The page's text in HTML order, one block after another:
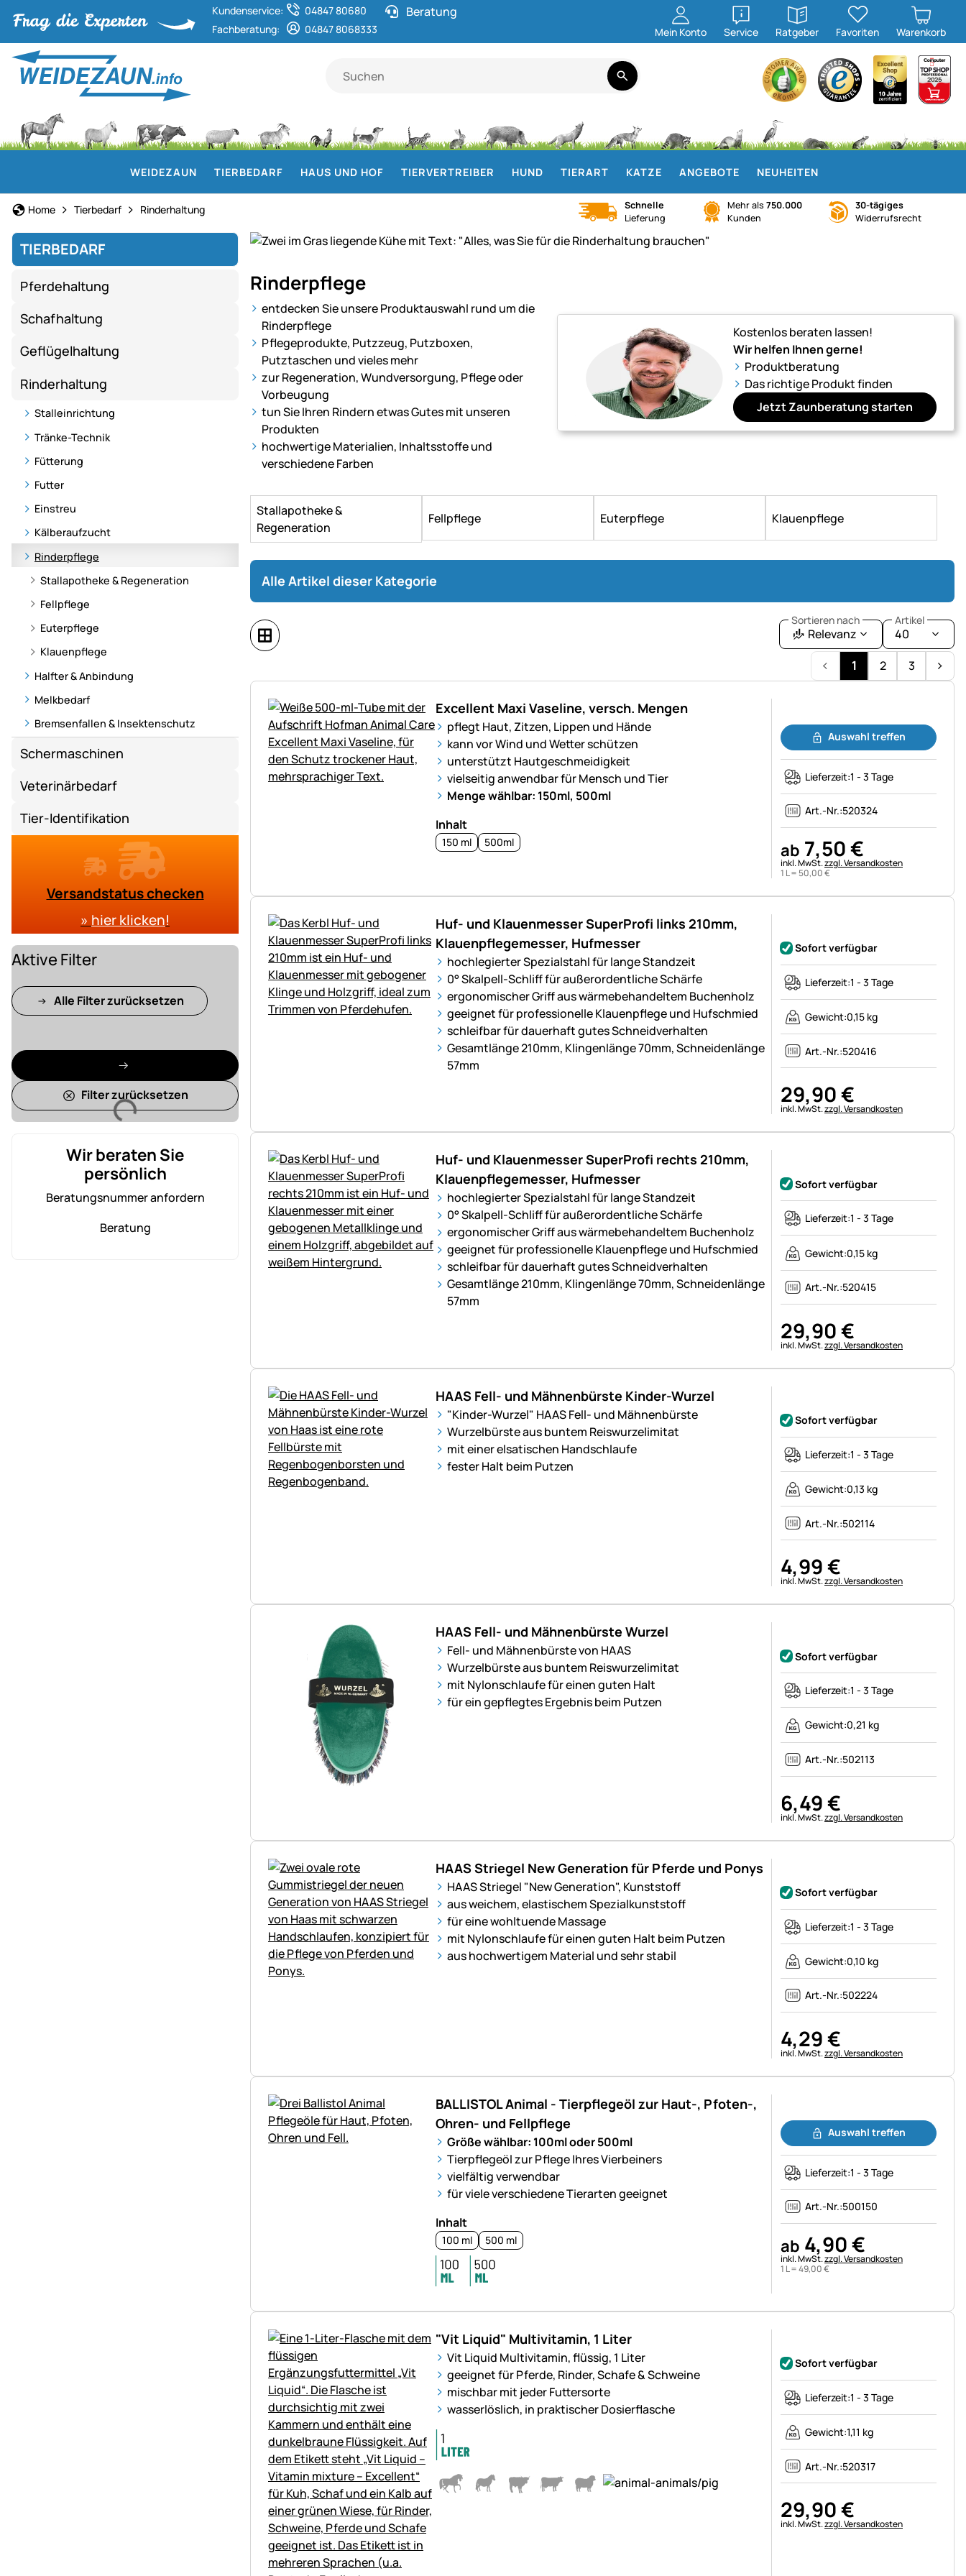
Kundenservice:
04847 80680
Fachberatung:
04847 8068333
Beratung
Mein Konto Service
öffnen
Ratgeber
öffnen
Favoriten Warenkorb
WEIDEZAUN TIERBEDARF HAUS UND HOF TIERVERTREIBER HUND TIERART KATZE ANGEBOTE NEUHEITEN
Home Tierbedarf Rinderhaltung
Schnelle
Lieferung
Mehr als 750.000
Kunden
30-tägiges
Widerrufsrecht
TIERBEDARF
Pferdehaltung
Schafhaltung
Geflügelhaltung
Rinderhaltung
Stalleinrichtung
Tränke-Technik
Fütterung
Futter
Einstreu
Kälberaufzucht
Rinderpflege
Stallapotheke & Regeneration
Fellpflege
Euterpflege
Klauenpflege
Halfter & Anbindung
Melkbedarf
Bremsenfallen & Insektenschutz
Schermaschinen
Veterinärbedarf
Tier-Identifikation
Versandstatus checken
» hier klicken!
Lädt
Aktive Filter
Alle Filter zurücksetzen
Filter zurücksetzen
Wir beraten Sie
persönlich
Beratungsnummer anfordern
Beratung
für
eine
gesunde
und
effiziente
Rinderhaltung
von
Futter
bis
Zubehör.
Rinderpflege
entdecken Sie unsere Produktauswahl rund um die
Rinderpflege
Pflegeprodukte, Putzzeug, Putzboxen,
Putztaschen und vieles mehr
zur Regeneration, Wundversorgung, Pflege oder
Vorbeugung
tun Sie Ihren Rindern etwas Gutes mit unseren
Produkten
hochwertige Materialien, Inhaltsstoffe und
verschiedene Farben
Kostenlos beraten lassen!
Wir helfen Ihnen gerne!
Produktberatung
Das richtige Produkt finden
Jetzt Zaunberatung starten
Stallapotheke &
Regeneration
Fellpflege Euterpflege Klauenpflege
Alle Artikel dieser Kategorie
Sortieren nach
Relevanz
Artikel
40
1
2 3
Excellent Maxi Vaseline, versch. Mengen
pflegt Haut, Zitzen, Lippen und Hände
kann vor Wind und Wetter schützen
unterstützt Hautgeschmeidigkeit
vielseitig anwendbar für Mensch und Tier
Menge wählbar: 150ml, 500ml
Inhalt
150 ml 500ml
Auswahl treffen
Lieferzeit:1 - 3 Tage
Art.-Nr.:520324
ab 7,50€
Steuerhinweis:
inkl. MwSt.zzgl. Versandkosten
1 L = 50,00€
Huf- und Klauenmesser SuperProfi links 210mm,
Klauenpflegemesser, Hufmesser
hochlegierter Spezialstahl für lange Standzeit
0° Skalpell-Schliff für außerordentliche Schärfe
ergonomischer Griff aus wärmebehandeltem Buchenholz
geeignet für professionelle Klauenpflege und Hufschmied
schleifbar für dauerhaft gutes Schneidverhalten
Gesamtlänge 210mm, Klingenlänge 70mm, Schneidenlänge
57mm
Sofort verfügbar
Lieferzeit:1 - 3 Tage
Gewicht:0,15 kg
Art.-Nr.:520416
29,90€
Steuerhinweis:
inkl. MwSt.zzgl. Versandkosten
Huf- und Klauenmesser SuperProfi rechts 210mm,
Klauenpflegemesser, Hufmesser
hochlegierter Spezialstahl für lange Standzeit
0° Skalpell-Schliff für außerordentliche Schärfe
ergonomischer Griff aus wärmebehandeltem Buchenholz
geeignet für professionelle Klauenpflege und Hufschmied
schleifbar für dauerhaft gutes Schneidverhalten
Gesamtlänge 210mm, Klingenlänge 70mm, Schneidenlänge
57mm
Sofort verfügbar
Lieferzeit:1 - 3 Tage
Gewicht:0,15 kg
Art.-Nr.:520415
29,90€
Steuerhinweis:
inkl. MwSt.zzgl. Versandkosten
HAAS Fell- und Mähnenbürste Kinder-Wurzel
"Kinder-Wurzel" HAAS Fell- und Mähnenbürste
Wurzelbürste aus buntem Reiswurzelimitat
mit einer elsatischen Handschlaufe
fester Halt beim Putzen
Sofort verfügbar
Lieferzeit:1 - 3 Tage
Gewicht:0,13 kg
Art.-Nr.:502114
4,99€
Steuerhinweis:
inkl. MwSt.zzgl. Versandkosten
HAAS Fell- und Mähnenbürste Wurzel
Fell- und Mähnenbürste von HAAS
Wurzelbürste aus buntem Reiswurzelimitat
mit Nylonschlaufe für einen guten Halt
für ein gepflegtes Ergebnis beim Putzen
Sofort verfügbar
Lieferzeit:1 - 3 Tage
Gewicht:0,21 kg
Art.-Nr.:502113
6,49€
Steuerhinweis:
inkl. MwSt.zzgl. Versandkosten
HAAS Striegel New Generation für Pferde und Ponys
HAAS Striegel "New Generation", Kunststoff
aus weichem, elastischem Spezialkunststoff
für eine wohltuende Massage
mit Nylonschlaufe für einen guten Halt beim Putzen
aus hochwertigem Material und sehr stabil
Sofort verfügbar
Lieferzeit:1 - 3 Tage
Gewicht:0,10 kg
Art.-Nr.:502224
4,29€
Steuerhinweis:
inkl. MwSt.zzgl. Versandkosten
BALLISTOL Animal - Tierpflegeöl zur Haut-, Pfoten-,
Ohren- und Fellpflege
Größe wählbar: 100ml oder 500ml
Tierpflegeöl zur Pflege Ihres Vierbeiners
vielfältig verwendbar
für viele verschiedene Tierarten geeignet
Inhalt
100 ml 500 ml
Auswahl treffen
Lieferzeit:1 - 3 Tage
Art.-Nr.:500150
ab 4,90€
Steuerhinweis:
inkl. MwSt.zzgl. Versandkosten
1 L =49,00€
"Vit Liquid" Multivitamin, 1 Liter
Vit Liquid Multivitamin, flüssig, 1 Liter
geeignet für Pferde, Rinder, Schafe & Schweine
mischbar mit jeder Futtersorte
wasserlöslich, in praktischer Dosierflasche
Sofort verfügbar
Lieferzeit:1 - 3 Tage
Gewicht:1,11 kg
Art.-Nr.:520317
29,90€
Steuerhinweis:
inkl. MwSt.zzgl. Versandkosten